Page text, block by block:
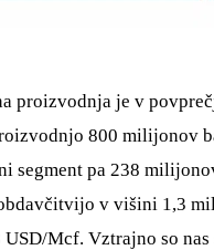
proizvodnja je v
800 milijonov
segment pa 238
v višini 1,3
Mcf. Vztrajno so